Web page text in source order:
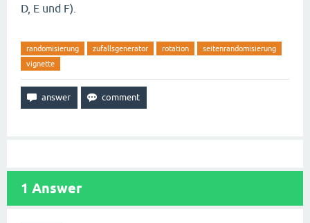
D, E und F).
randomisierung zufallsgenerator rotation
seitenrandomisierung
vignette
1 Answer